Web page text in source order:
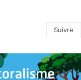
Suivre